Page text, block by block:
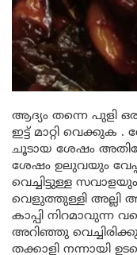
ആദ്യം തന്നെ പുളി
ഇട്ട് മാറ്റി വെക്കുക
ചൂടായ ശേഷം
ശേഷം ഉലുവയും
വെച്ചിട്ടുള്ള
വെളുത്തുള്ളി അല്ലി
കാപ്പി നിറമാവുന്ന
അറിഞ്ഞു
തക്കാളി നന്നായി